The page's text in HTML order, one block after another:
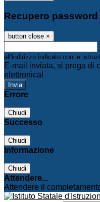
Recupero password
button close ×
all'indirizzo indicato con le
E-mail inviata, si prega di
elettronica!
Errore
Chiudi
Successo
Chiudi
Informazione
Chiudi
Attendere...
Attendere il